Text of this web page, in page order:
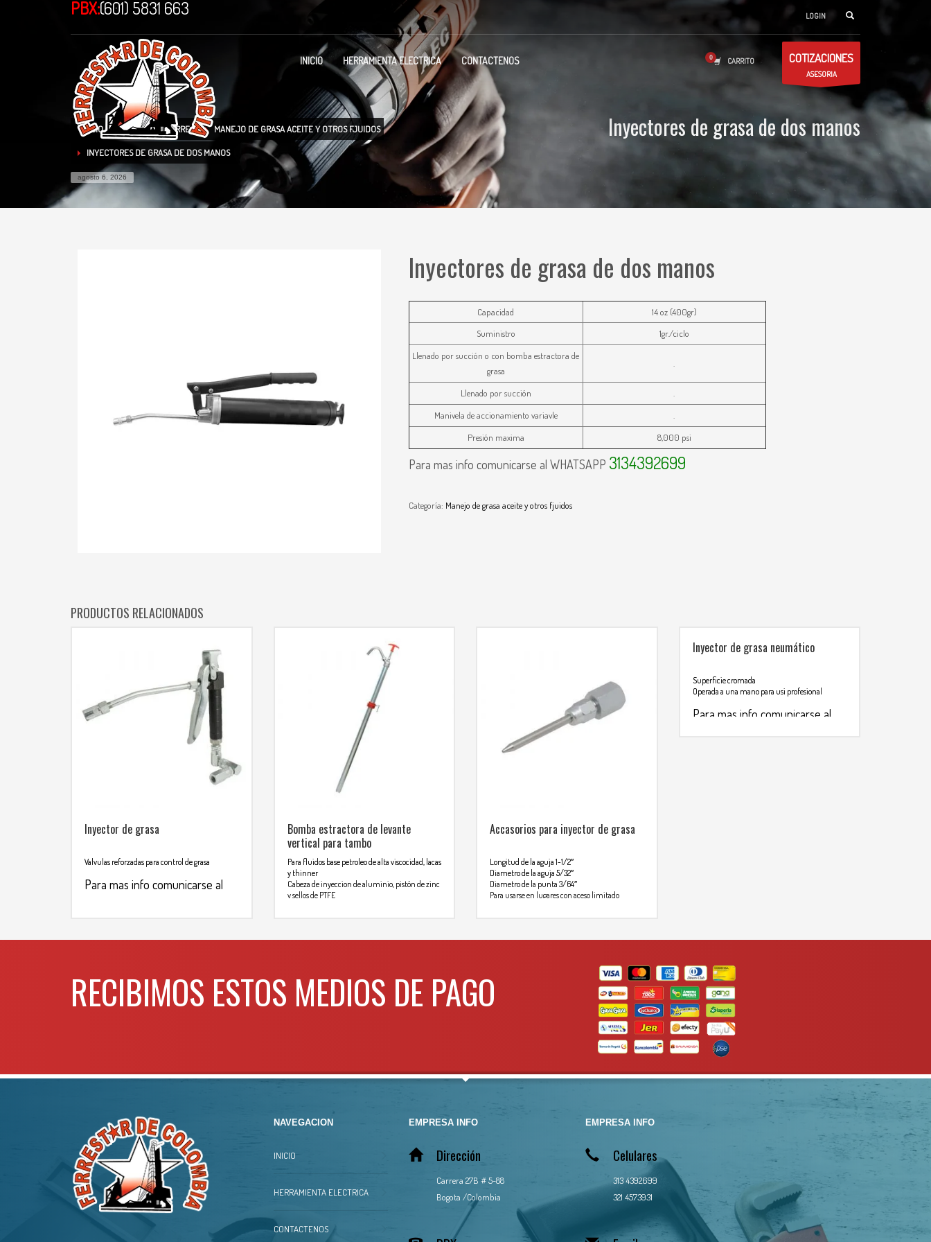
PBX:(601) 5831 663 LOGIN
INICIO HERRAMIENTA ELECTRICA CONTACTENOS CARRITO COTIZACIONES
ASESORIA
INICIO TIENDA URREA MANEJO DE GRASA ACEITE Y OTROS FJUIDOS
INYECTORES DE GRASA DE DOS MANOS
agosto 6, 2026
Inyectores de grasa de dos manos
Inyectores de grasa de dos manos
Capacidad
14 oz (400gr)
Suministro
1gr./ciclo
Llenado por succión o con bomba estractora de
grasa
Llenado por succión
Manivela de accionamiento variavle
Presión maxima
8,000 psi
Para mas info comunicarse al WHATSAPP 3134392699
Categoría: Manejo de grasa aceite y otros fjuidos
PRODUCTOS RELACIONADOS
Inyector de grasa
Valvulas reforzadas para control de grasa
Para mas info comunicarse al
Bomba estractora de levante
vertical para tambo
Para fluidos base petroleo de alta viscocidad, lacas
y thinner
Cabeza de inyeccion de aluminio, pistón de zinc
y sellos de PTFE
Para mas info comunicarse al
Accasorios para inyector de grasa
Longitud de la aguja 1-1/2″
Diametro de la aguja 5/32″
Diametro de la punta 3/64″
Para usarse en lugares con aceso limitado
Inyector de grasa neumático
Superficie cromada
Operada a una mano para usi profesional
Para mas info comunicarse al
RECIBIMOS ESTOS MEDIOS DE PAGO
NAVEGACION
INICIO
HERRAMIENTA ELECTRICA
CONTACTENOS
EMPRESA INFO
Dirección
Carrera 27B # 5-88
Bogota /Colombia
EMPRESA INFO
Celulares
313 4392699
321 4573931